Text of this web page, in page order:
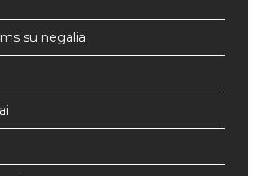
su negalia